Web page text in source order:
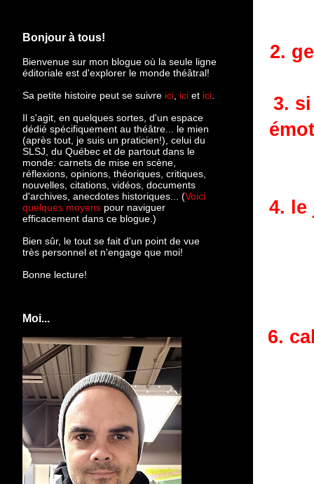
2.
3.
4. le
6.
Bonjour à tous!
Bienvenue sur mon blogue où la seule ligne
éditoriale est d'explorer le monde théâtral!
Sa petite histoire peut se suivre ici ici et ici
Il s'agit, en quelques sortes, d'un espace
dédié spécifiquement au théâtre... le mien
(après tout, je suis un praticien!), celui du
SLSJ, du Québec et de partout dans le
monde: carnets de mise en scène,
réflexions, opinions, théoriques, critiques,
nouvelles, citations, vidéos, documents
d'archives, anecdotes historiques... (Voici
quelques moyens pour naviguer
efficacement dans ce blogue.)
Bien sûr, le tout se fait d'un point de vue
très personnel et n'engage que moi!
Bonne lecture!
Moi...